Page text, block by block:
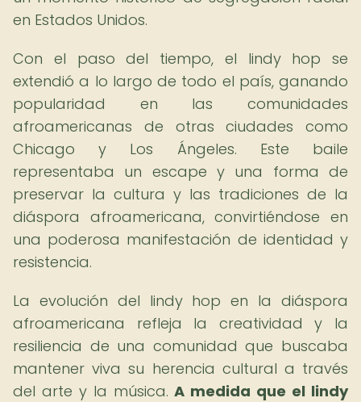
en Estados Unidos.
Con el paso del tiempo, el lindy hop se
extendió a lo largo de todo el país, ganando
popularidad en las comunidades
afroamericanas de otras ciudades como
Chicago y Los Ángeles. Este baile
representaba un escape y una forma de
preservar la cultura y las tradiciones de la
diáspora afroamericana, convirtiéndose en
una poderosa manifestación de identidad y
resistencia.
La evolución del lindy hop en la diáspora
afroamericana refleja la creatividad y la
resiliencia de una comunidad que buscaba
mantener viva su herencia cultural a través
del arte y la música.A medida que el lindy